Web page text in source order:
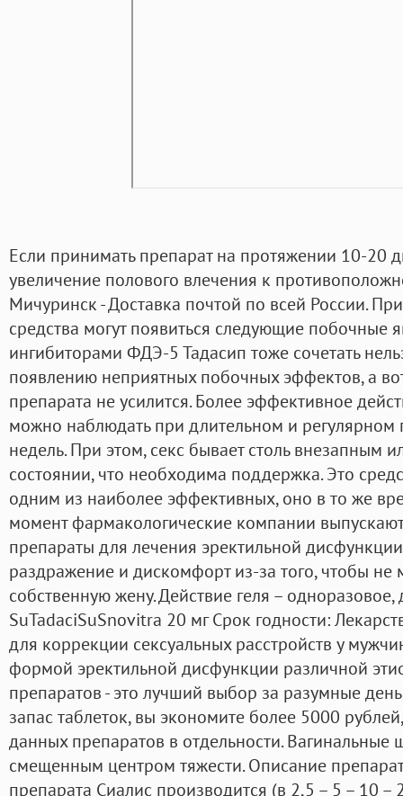
Если принимать препарат на протяжении 10-20
увеличение полового влечения к
Мичуринск - Доставка почтой по всей России.
средства могут появиться следующие побочные
ингибиторами ФДЭ-5 Тадасип тоже сочетать
появлению неприятных побочных эффектов, а
препарата не усилится. Более эффективное
можно наблюдать при длительном и
недель. При этом, секс бывает столь внезапным
состоянии, что необходима поддержка. Это
одним из наиболее эффективных, оно в то же
момент фармакологические компании
препараты для лечения эректильной
раздражение и дискомфорт из-за того, чтобы не
собственную жену. Действие геля – одноразовое,
SuTadaciSuSnovitra 20 мг Срок годности:
для коррекции сексуальных расстройств у
формой эректильной дисфункции различной
препаратов - это лучший выбор за разумные
запас таблеток, вы экономите более 5000
данных препаратов в отдельности.
смещенным центром тяжести. Описание
препарата Сиалис производится (в 2,5 – 5 – 10